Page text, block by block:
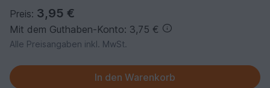
Preis: 3,95 €
Mit dem Guthaben-Konto: 3,75 €
Alle Preisangaben inkl. MwSt.